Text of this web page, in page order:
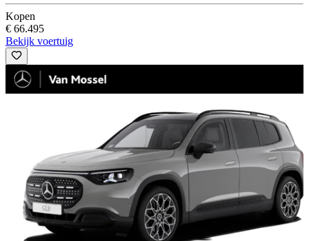
Kopen
€ 66.495
Bekijk voertuig